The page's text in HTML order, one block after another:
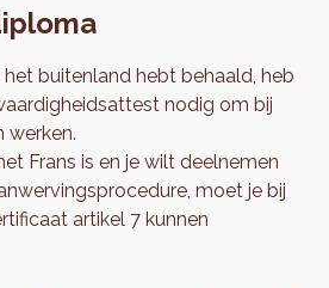
buitenland hebt behaald, heb
nodig om bij
werken.
Frans is en je wilt deelnemen
moet je bij
artikel 7 kunnen